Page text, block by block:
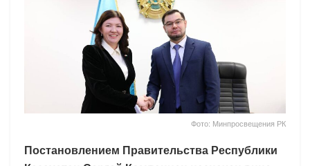
Фото: Минпросвещения РК
Постановлением Правительства Республики